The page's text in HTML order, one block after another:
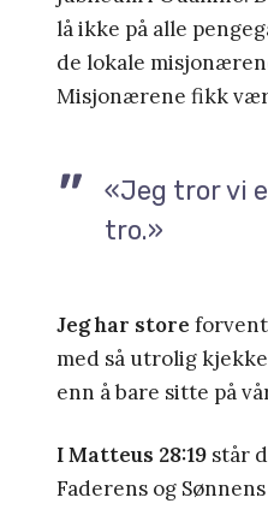
lå ikke på alle
de lokale
Misjonærene fikk
«Jeg tror vi
tro.»
Jeg har store
med så utrolig
enn å bare sitte på
I Matteus 28:19 står
Faderens og